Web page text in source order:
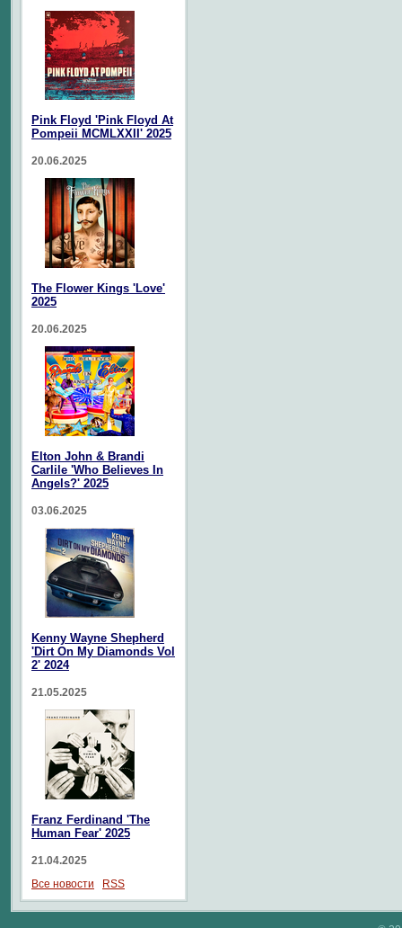
Pink Floyd 'Pink Floyd At
Pompeii MCMLXXII' 2025
20.06.2025
The Flower Kings 'Love'
2025
20.06.2025
Elton John & Brandi
Carlile 'Who Believes In
Angels?' 2025
03.06.2025
Kenny Wayne Shepherd
'Dirt On My Diamonds Vol
2' 2024
21.05.2025
Franz Ferdinand 'The
Human Fear' 2025
21.04.2025
Все новости
RSS